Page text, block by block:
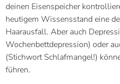
deinen Eisenspeicher
heutigem Wissensstand eine
Haarausfall. Aber auch
Wochenbettdepression) oder
(Stichwort Schlafmangel!)
führen.